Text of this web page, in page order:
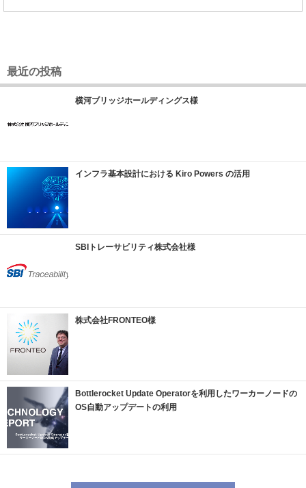
最近の投稿
横河ブリッジホールディングス様
インフラ基本設計における Kiro Powers の活用
SBIトレーサビリティ株式会社様
株式会社FRONTEO様
Bottlerocket Update Operatorを利用したワーカーノードの
OS自動アップデートの利用